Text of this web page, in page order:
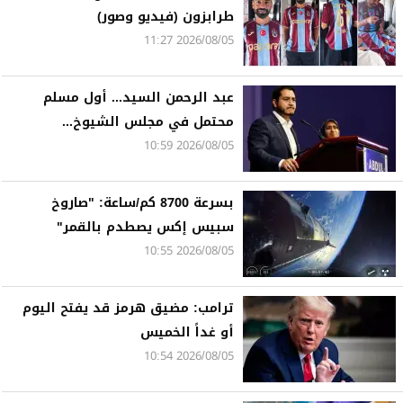
طرابزون (فيديو وصور)
2026/08/05 11:27
عبد الرحمن السيد... أول مسلم
محتمل في مجلس الشيوخ...
2026/08/05 10:59
بسرعة 8700 كم/ساعة: "صاروخ
سبيس إكس يصطدم بالقمر"
2026/08/05 10:55
ترامب: مضيق هرمز قد يفتح اليوم
أو غداً الخميس
2026/08/05 10:54